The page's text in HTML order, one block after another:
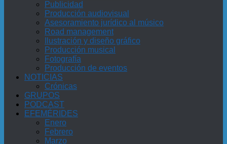
Publicidad
Producción audiovisual
Asesoramiento jurídico al músico
Road management
Ilustración y diseño gráfico
Producción musical
Fotografía
Producción de eventos
NOTICIAS
Crónicas
GRUPOS
PODCAST
EFEMÉRIDES
Enero
Febrero
Marzo